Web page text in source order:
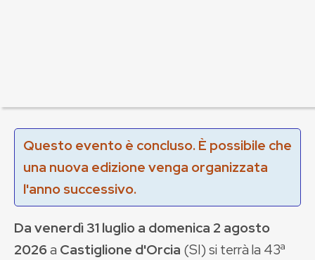
Questo evento è concluso. È possibile che
una nuova edizione venga organizzata
l'anno successivo.
Da venerdì 31 luglio a domenica 2 agosto
2026a Castiglione d'Orcia (SI) si terrà la 43ª